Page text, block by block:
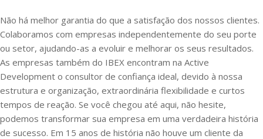
Não há melhor garantia do que a satisfação dos nossos clientes.
Colaboramos com empresas independentemente do seu porte
ou setor, ajudando-as a evoluir e melhorar os seus resultados.
As empresas também do IBEX encontram na Active
Development o consultor de confiança ideal, devido à nossa
estrutura e organização, extraordinária flexibilidade e curtos
tempos de reação. Se você chegou até aqui, não hesite,
podemos transformar sua empresa em uma verdadeira história
de sucesso. Em 15 anos de história não houve um cliente da